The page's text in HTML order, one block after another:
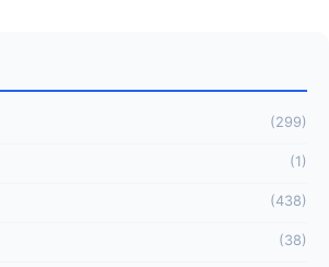
(299)
(1)
(438)
(38)